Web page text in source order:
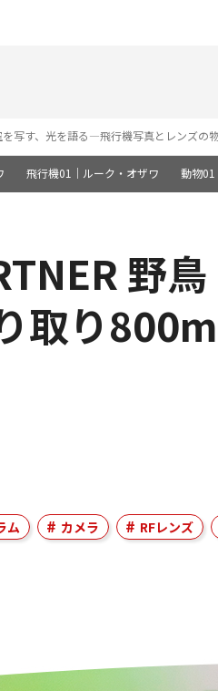
写す、光を語る―飛行機写真とレンズの
飛行機01｜ルーク・オザワ 動物01
野
取り
ム カメラ RFレンズ